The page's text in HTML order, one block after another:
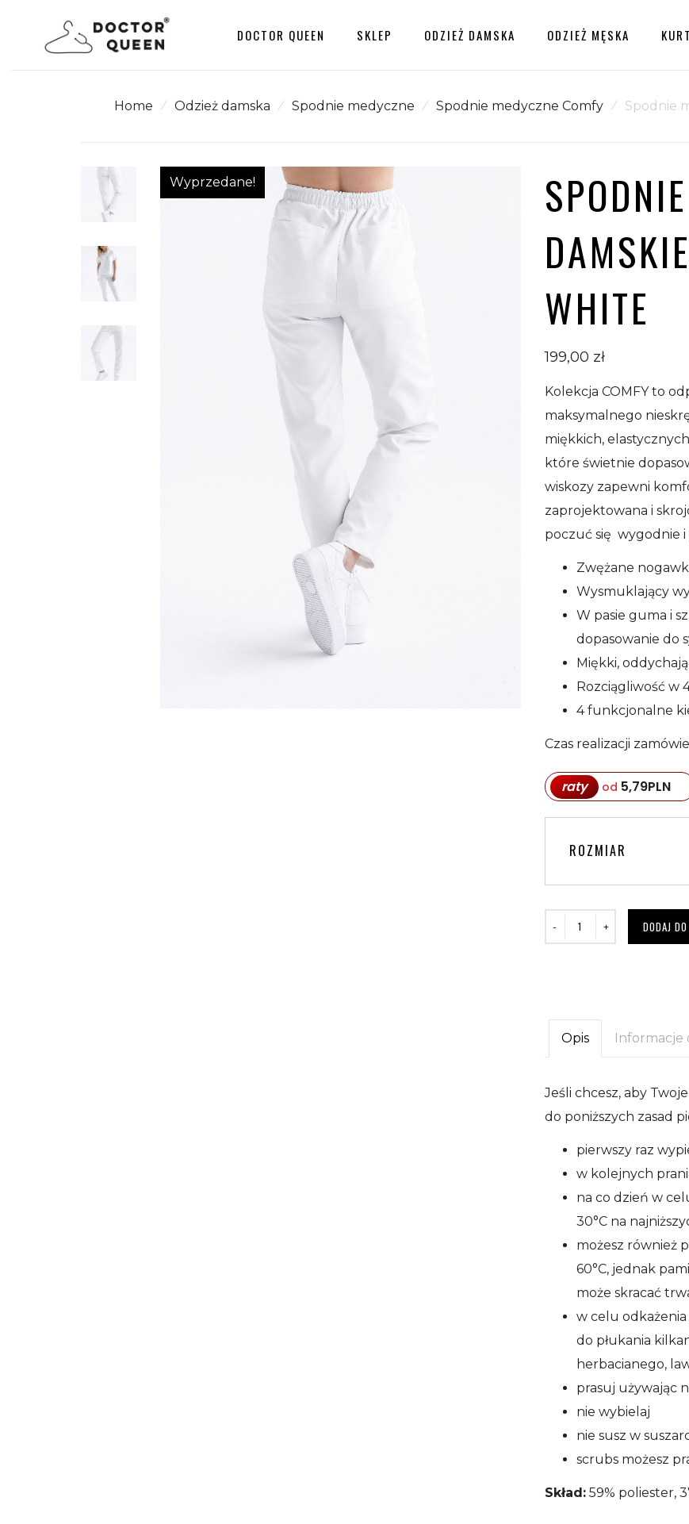
DOCTOR QUEEN SKLEP
Odzież damska
Odzież męska
Kurtka BOMBERKA damska
Bluza medyczna damska
SCRUBS z kołnierzykiem
Lea™ – Forest Green
Bluza medyczna damska
SCRUBS z kołnierzykiem
MEDYCZNA
DAMSKA
SCRUBS Z
KOŁNIERZYKIEM
LEA™ – CORAL
199,00
ODZIEŻ DAMSKA ODZIEŻ MĘSKA
Dostawy, Zwroty, Wymiany
Polityka prywatności, Regulamin
Home ⁄ Odzież damska ⁄ Spodnie medyczne ⁄ Spodnie medyczne Comfy ⁄ Spodnie
Wyprzedane!
WHITE
199,00 zł
Kolekcja COMFY to
maksymalnego
miękkich,
które świetnie
wiskozy zapewni
zaprojektowana i
poczuć się wygodnie i
Zwężane
Wysmuklający
W pasie guma i
dopasowanie do
Miękki,
Rozciągliwość w
4 funkcjonalne
Czas realizacji
raty od 5,79PLN
ROZMIAR
DODAJ
Opis Informacje
Jeśli chcesz, aby
do poniższych zasad
pierwszy raz
w kolejnych
na co dzień w
30°C na
możesz również
60°C, jednak
może skracać
w celu odkażenia
do płukania
herbacianego,
prasuj używając
nie wybielaj
nie susz w
scrubs możesz
Skład: 59% poliester,